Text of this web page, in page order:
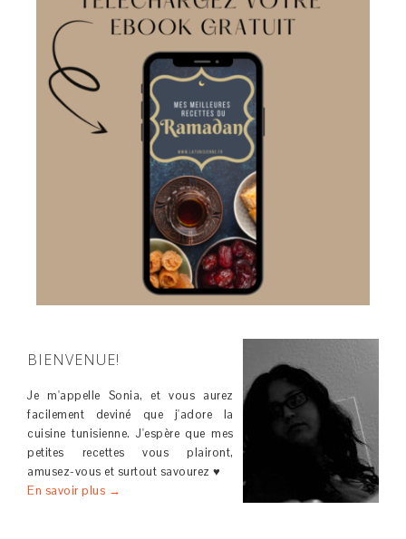
BIENVENUE!
Je m'appelle Sonia, et vous aurez
facilement deviné que j'adore la
cuisine tunisienne. J'espère que mes
petites recettes vous plairont,
amusez-vous et surtout savourez ♥
En savoir plus →